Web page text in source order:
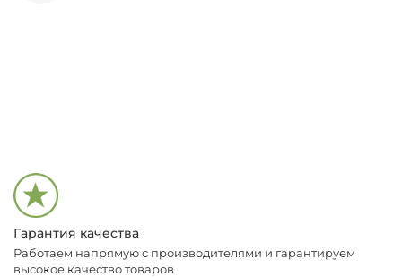
Гарантия качества
Работаем напрямую с производителями и гарантируем
высокое качество товаров